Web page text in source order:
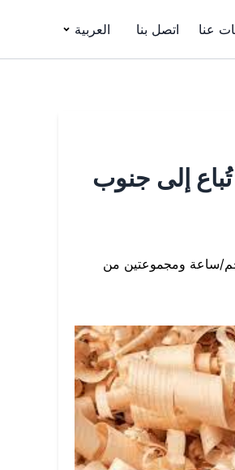
عنا اتصل بنا العربية
600-1000 كجم/ساعة تُباع إلى جنوب
اشترى أحد العملاء من جنوب أفريقيا ماكينة حلاقة خشب تجارية بسعة 600-1000 كجم/ساعة ومجموعتين من